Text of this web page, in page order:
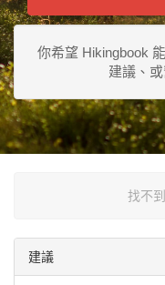
你希望 Hikingbook
建議、
找不
建議